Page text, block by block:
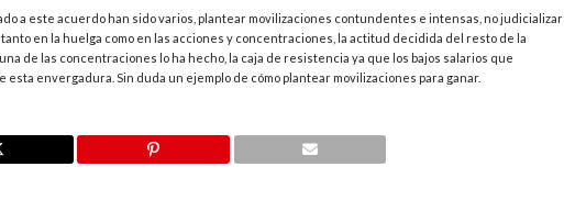
a este acuerdo han sido varios, plantear movilizaciones contundentes e intensas, no judicializar
en la huelga como en las acciones y concentraciones, la actitud decidida del resto de la
de las concentraciones lo ha hecho, la caja de resistencia ya que los bajos salarios que
envergadura. Sin duda un ejemplo de cómo plantear movilizaciones para ganar.